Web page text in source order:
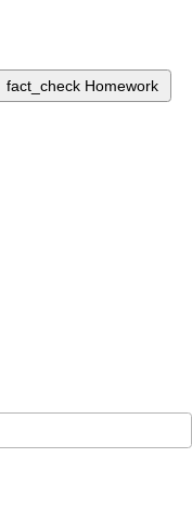
fact_check Homework